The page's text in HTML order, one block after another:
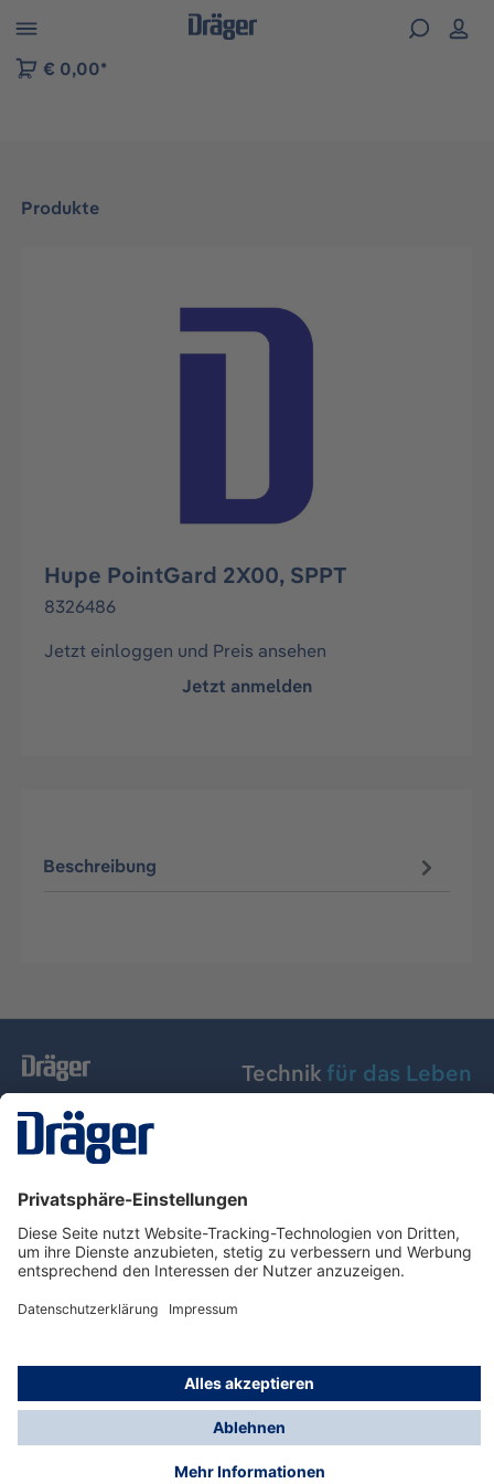
der B2B-Plattform springen
€ 0,00*
Produkte
Bildergalerie überspringen
Hupe PointGard 2X00, SPPT
8326486
Jetzt einloggen und Preis ansehen
Jetzt anmelden
Beschreibung
Technik für das Leben
Dräger Austria GmbH
Über Dräger
Informationen
© Dräger Austria GmbH, 2024
* Alle Preise exkl. gesetzl. Mehrwertsteuer zzgl.
Versandkosten und ggf. Nachnahmegebühren, wenn
nicht anders angegeben.